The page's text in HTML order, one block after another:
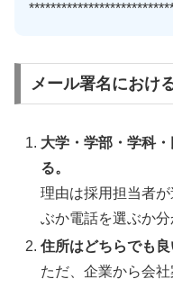
メール署名におけ
大学・学部・学科
る。
理由は採用担当者
ぶか電話を選ぶか分
住所はどちらでも良
ただ、企業から会